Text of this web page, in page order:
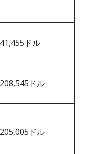
41,455ドル
208,545ドル
205,005ドル